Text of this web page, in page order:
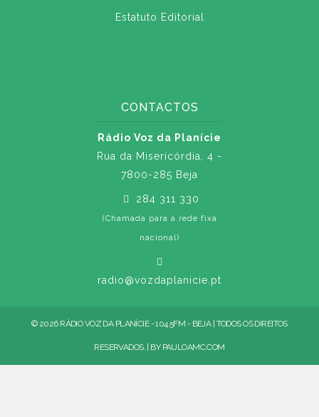
Estatuto Editorial
CONTACTOS
Rádio Voz da Planície
Rua da Misericórdia, 4 -
7800-285 Beja
284 311 330
(Chamada para a rede fixa
nacional)
radio@vozdaplanicie.pt
© 2026 RÁDIO VOZ DA PLANÍCIE - 104.5FM - BEJA | TODOS OS DIREITOS
RESERVADOS. | BY PAULOAMC.COM